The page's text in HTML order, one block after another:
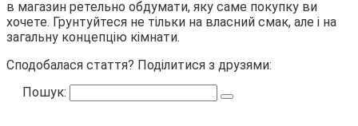
в магазин ретельно обдумати, яку саме покупку ви
хочете. Грунтуйтеся не тільки на власний смак, але і на
загальну концепцію кімнати.
Сподобалася стаття? Поділитися з друзями:
Пошук: